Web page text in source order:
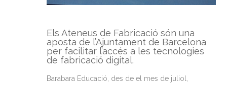
Els Ateneus de Fabricació són una
aposta de l’Ajuntament de Barcelona
per facilitar l’accés a les tecnologies
de fabricació digital.
Barabara Educació, des de el mes de juliol,